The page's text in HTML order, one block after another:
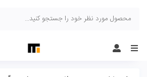
Menu